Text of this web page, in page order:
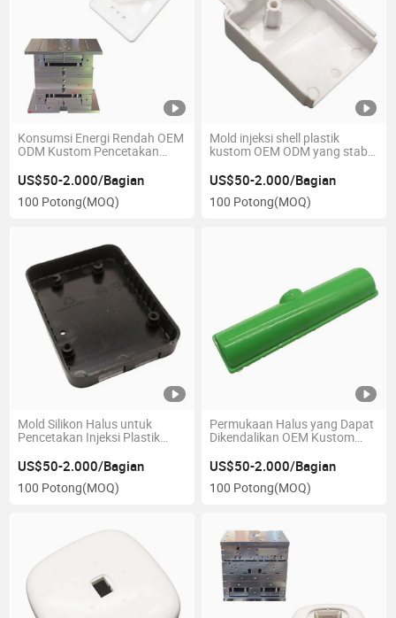
Konsumsi Energi Rendah OEM
ODM Kustom Pencetakan
Otomotif
US$50-2.000/Bagian
100 Potong(MOQ)
Mold injeksi shell plastik
kustom OEM ODM yang stabil
US$50-2.000/Bagian
100 Potong(MOQ)
Mold Silikon Halus untuk
Pencetakan Injeksi Plastik
US$50-2.000/Bagian
100 Potong(MOQ)
Permukaan Halus yang Dapat
Dikendalikan OEM Kustom
Kemasan Makanan
US$50-2.000/Bagian
100 Potong(MOQ)